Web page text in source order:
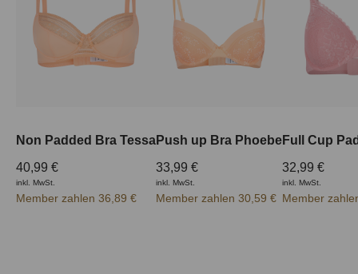
Non Padded Bra Tessa
40,99 €
inkl. MwSt.
Member zahlen 36,89 €
Push up Bra Phoebe
33,99 €
inkl. MwSt.
Member zahlen 30,59 €
32,99 €
inkl. MwSt.
Member